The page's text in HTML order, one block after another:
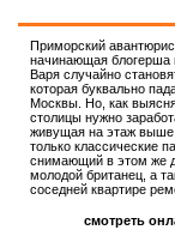
Приморский
начинающая блогерша
Варя случайно
которая буквально
Москвы. Но, как
столицы нужно
живущая на этаж
только классические
снимающий в этом же
молодой британец, а
соседней квартире
смотреть